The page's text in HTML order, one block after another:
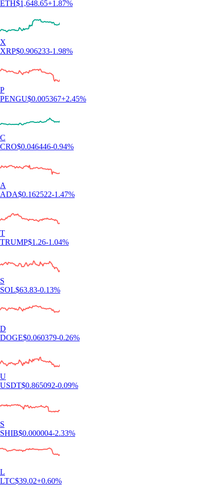
ETH$1,648.65+1.87%
X
XRP$0.906233-1.98%
P
PENGU$0.005367+2.45%
C
CRO$0.046446-0.94%
A
ADA$0.162522-1.47%
T
TRUMP$1.26-1.04%
S
SOL$63.83-0.13%
D
DOGE$0.060379-0.26%
U
USDT$0.865092-0.09%
S
SHIB$0.000004-2.33%
L
LTC$39.02+0.60%